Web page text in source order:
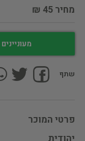
מחיר 45 ₪
שתף
פרטי המוכר